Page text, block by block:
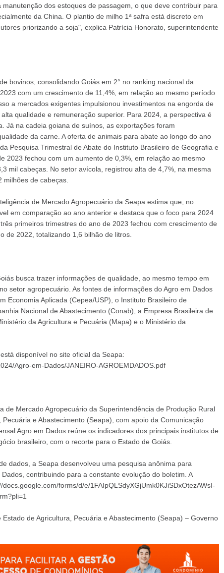
dos estoques de passagem, o que deve contribuir para
da China. O plantio de milho 1ª safra está discreto em
priorizando a soja", explica Patrícia Honorato, superintendente
bovinos, consolidando Goiás em 2° no ranking nacional da
com um crescimento de 11,4%, em relação ao mesmo período
a mercados exigentes impulsionou investimentos na engorda de
qualidade e remuneração superior. Para 2024, a perspectiva é
Já na cadeia goiana de suínos, as exportações foram
da carne. A oferta de animais para abate ao longo do ano
Pesquisa Trimestral de Abate do Instituto Brasileiro de Geografia e
2023 fechou com um aumento de 0,3%, em relação ao mesmo
mil cabeças. No setor avícola, registrou alta de 4,7%, na mesma
milhões de cabeças.
de Mercado Agropecuário da Seapa estima que, no
em comparação ao ano anterior e destaca que o foco para 2024
primeiros trimestres do ano de 2023 fechou com crescimento de
de 2022, totalizando 1,6 bilhão de litros.
busca trazer informações de qualidade, ao mesmo tempo em
setor agropecuário. As fontes de informações do Agro em Dados
Economia Aplicada (Cepea/USP), o Instituto Brasileiro de
Nacional de Abastecimento (Conab), a Empresa Brasileira de
da Agricultura e Pecuária (Mapa) e o Ministério da
disponível no site oficial da Seapa:
Agro-em-Dados/JANEIRO-AGROEMDADOS.pdf
de Mercado Agropecuário da Superintendência de Produção Rural
e Abastecimento (Seapa), com apoio da Comunicação
Agro em Dados reúne os indicadores dos principais institutos de
brasileiro, com o recorte para o Estado de Goiás.
dados, a Seapa desenvolveu uma pesquisa anônima para
contribuindo para a constante evolução do boletim. A
docs.google.com/forms/d/e/1FAIpQLSdyXGjUmk0KJiSDxOtezAWsI-
de Agricultura, Pecuária e Abastecimento (Seapa) – Governo